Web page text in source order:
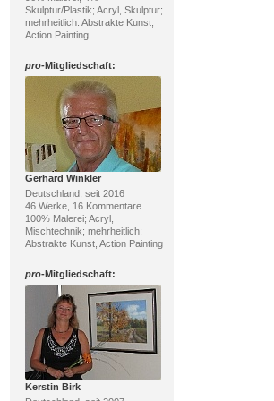
Skulptur/Plastik; Acryl, Skulptur;
mehrheitlich: Abstrakte Kunst,
Action Painting
pro-Mitgliedschaft:
Gerhard Winkler
Deutschland, seit 2016
46 Werke, 16 Kommentare
100% Malerei; Acryl,
Mischtechnik; mehrheitlich:
Abstrakte Kunst, Action Painting
pro-Mitgliedschaft:
Kerstin Birk